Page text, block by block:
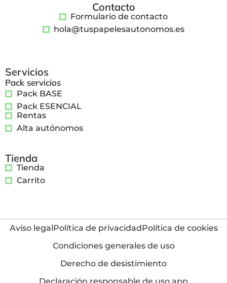
Contacto
Formulario de contacto
hola@tuspapelesautonomos.es
Servicios
Pack servicios
Pack BASE
Pack ESENCIAL
Rentas
Alta autónomos
Tienda
Tienda
Carrito
Aviso legalPolítica de privacidadPolítica de cookies
Condiciones generales de uso
Derecho de desistimiento